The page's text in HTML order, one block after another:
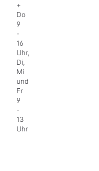
+
Do
9
-
16
Uhr,
Di,
Mi
und
Fr
9
-
13
Uhr